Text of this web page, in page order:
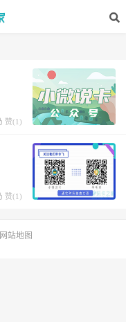
赞(1 )
赞(1 )
网站地图